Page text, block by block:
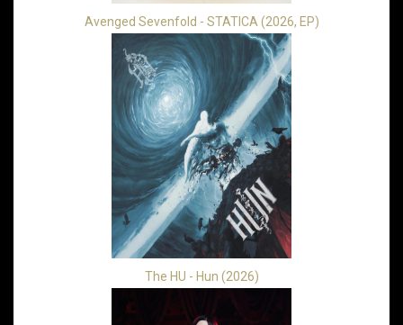
Avenged Sevenfold - STATICA (2026, EP)
The HU - Hun (2026)